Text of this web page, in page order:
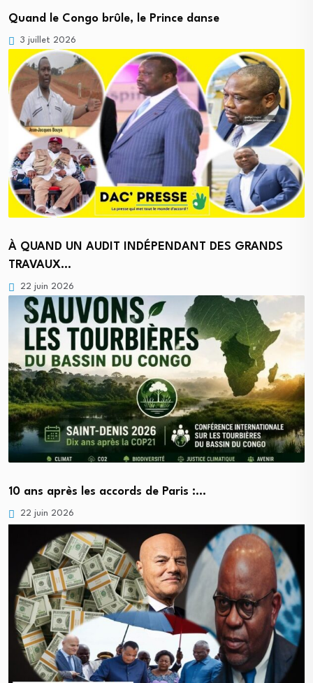
Quand le Congo brûle, le Prince danse
3 juillet 2026
À QUAND UN AUDIT INDÉPENDANT DES GRANDS
TRAVAUX…
22 juin 2026
10 ans après les accords de Paris :…
22 juin 2026